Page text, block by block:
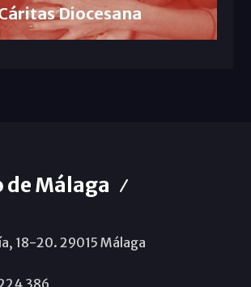
Diocesana
de Málaga
18-20. 29015 Málaga